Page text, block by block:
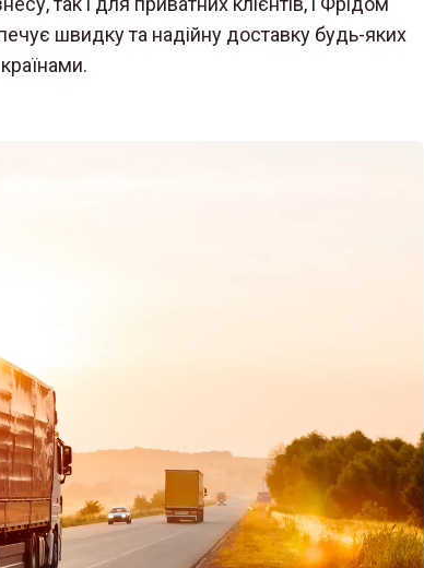
швидку та надійну доставку будь-яких